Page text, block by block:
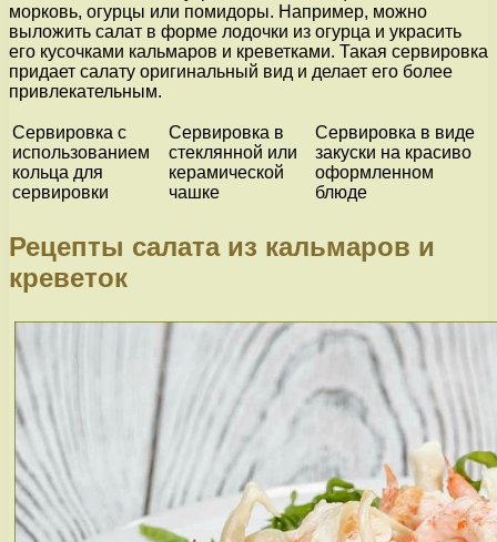
морковь, огурцы или помидоры. Например, можно
выложить салат в форме лодочки из огурца и украсить
его кусочками кальмаров и креветками. Такая сервировка
придает салату оригинальный вид и делает его более
привлекательным.
Сервировка с
использованием
кольца для
сервировки
Сервировка в
стеклянной или
керамической
чашке
Сервировка в виде
закуски на красиво
оформленном
блюде
Рецепты салата из кальмаров и
креветок